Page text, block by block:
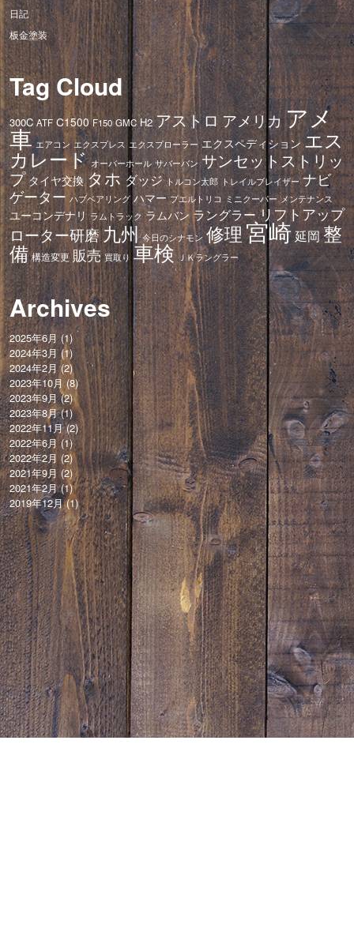
日記
板金塗装
Tag Cloud
300C ATF C1500 F150 GMC H2 アストロアメリカアメ
車 エアコン エクスプレス エクスプローラー エクスペディション エス
カレード オーバーホール サバーバン サンセットストリッ
プタイヤ交換 タホダッジ トルコン太郎 トレイルブレイザー ナビ
ゲーター ハブベアリング ハマー プエルトリコ ミニクーパー メンテナンス
ユーコンデナリ ラムトラック ラムバン ラングラーリフトアップ
ローター研磨九州 今日のシナモン 修理宮崎延岡 整
備 構造変更 販売 買取り 車検 ＪＫラングラー
Archives
2025年6月(1)
2024年3月(1)
2024年2月(2)
2023年10月(8)
2023年9月(2)
2023年8月(1)
2022年11月(2)
2022年6月(1)
2022年2月(2)
2021年9月 (2)
2021年2月(1)
2019年12月(1)